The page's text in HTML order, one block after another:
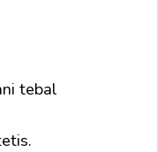
tebal